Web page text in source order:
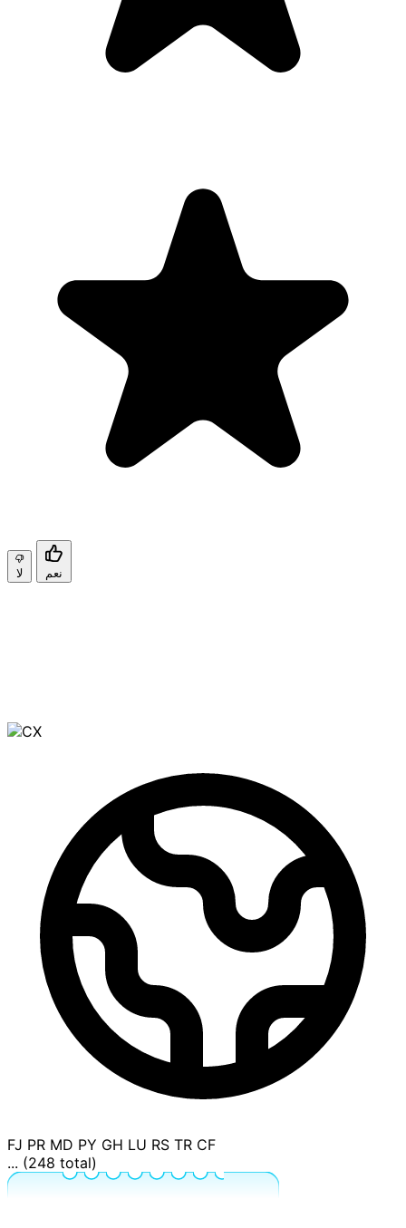
لا نعم
FJ PR MD PY GH LU RS TR CF
... (248 total)